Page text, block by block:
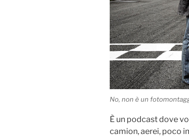
No, non è un
È un podcast dove
camion, aerei, poco